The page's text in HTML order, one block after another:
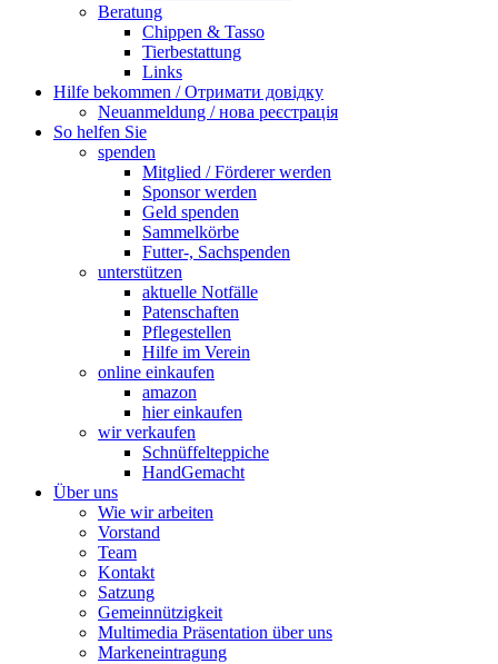
Beratung
Chippen & Tasso
Tierbestattung
Links
Hilfe bekommen / Отримати довідку
Neuanmeldung / нова реєстрація
So helfen Sie
spenden
Mitglied / Förderer werden
Sponsor werden
Geld spenden
Sammelkörbe
Futter-, Sachspenden
unterstützen
aktuelle Notfälle
Patenschaften
Pflegestellen
Hilfe im Verein
online einkaufen
amazon
hier einkaufen
wir verkaufen
Schnüffelteppiche
HandGemacht
Über uns
Wie wir arbeiten
Vorstand
Team
Kontakt
Satzung
Gemeinnützigkeit
Multimedia Präsentation über uns
Markeneintragung